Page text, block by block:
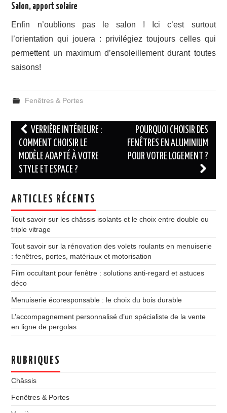
Salon, apport solaire
Enfin n’oublions pas le salon ! Ici c’est surtout
l’orientation qui jouera : privilégiez toujours celles qui
permettent un maximum d’ensoleillement durant toutes
saisons!
Fenêtres & Portes
Navigation
des
articles
VERRIÈRE INTÉRIEURE :
COMMENT CHOISIR LE
MODÈLE ADAPTÉ À VOTRE
STYLE ET ESPACE ?
POURQUOI CHOISIR DES
FENÊTRES EN ALUMINIUM
POUR VOTRE LOGEMENT ?
ARTICLES RÉCENTS
Tout savoir sur les châssis isolants et le choix entre double ou
triple vitrage
Tout savoir sur la rénovation des volets roulants en menuiserie
: fenêtres, portes, matériaux et motorisation
Film occultant pour fenêtre : solutions anti-regard et astuces
déco
Menuiserie écoresponsable : le choix du bois durable
L’accompagnement personnalisé d’un spécialiste de la vente
en ligne de pergolas
RUBRIQUES
Châssis
Fenêtres & Portes